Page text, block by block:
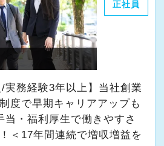
や社内勉強会なども取り入
できるよう指導を行ってい
つでも相談できますし、声
きる環境です♪
います！】
応
ど
の方でも「この業務もやっ
希望があればお任せするの
てくださいね♪
基盤
学校法人まで対応
幅広く経験可能
に関与
M&Aにも対応
人＞
展開
正社員
実務経験3年以上】当社創業
度で早期キャリアアップも
当・福利厚生で働きやすさ
＜17年間連続で増収増益を